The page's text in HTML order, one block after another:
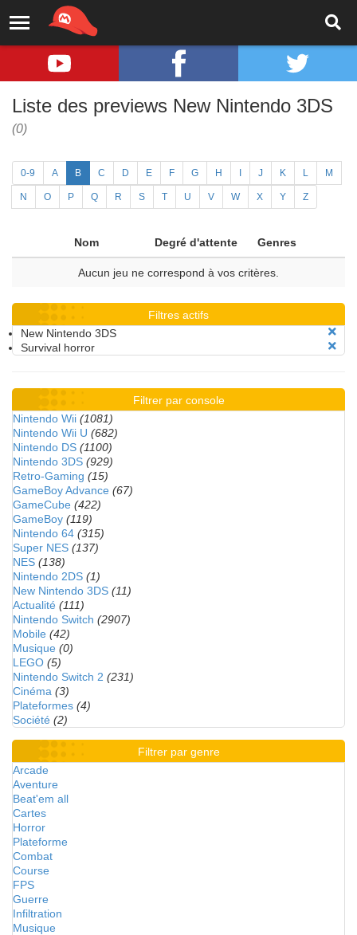
Liste des previews New Nintendo 3DS
(0)
0-9 A B C D E F G H J K L M
N O P Q R S T U V W X Y Z
Nom Degré d'attente Genres
Aucun jeu ne correspond à vos critères.
Filtres actifs
New Nintendo 3DS
Survival horror
Filtrer par console
Nintendo Wii (1081)
Nintendo Wii U (682)
Nintendo DS (1100)
Nintendo 3DS (929)
Retro-Gaming (15)
GameBoy Advance (67)
GameCube (422)
GameBoy (119)
Nintendo 64 (315)
Super NES (137)
NES (138)
Nintendo 2DS (1)
New Nintendo 3DS (11)
Actualité (111)
Nintendo Switch (2907)
Mobile (42)
Musique (0)
LEGO (5)
Nintendo Switch 2 (231)
Cinéma (3)
Plateformes (4)
Société (2)
Filtrer par genre
Arcade
Aventure
Beat'em all
Cartes
Horror
Plateforme
Combat
Course
FPS
Guerre
Infiltration
Musique